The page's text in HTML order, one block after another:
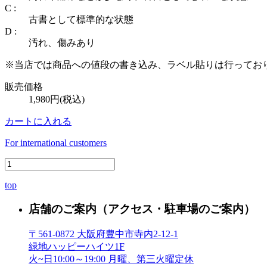
C :
古書として標準的な状態
D :
汚れ、傷みあり
※当店では商品への値段の書き込み、ラベル貼りは行ってお
販売価格
1,980円(税込)
カートに入れる
For international customers
top
店舗のご案内 （アクセス・駐車場のご案内）
〒561-0872 大阪府豊中市寺内2-12-1
緑地ハッピーハイツ1F
火~日10:00～19:00 月曜、第三火曜定休